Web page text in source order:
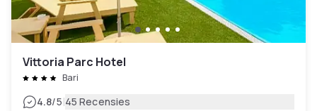
Vittoria Parc Hotel
Bari
4.8/5|45 Recensies